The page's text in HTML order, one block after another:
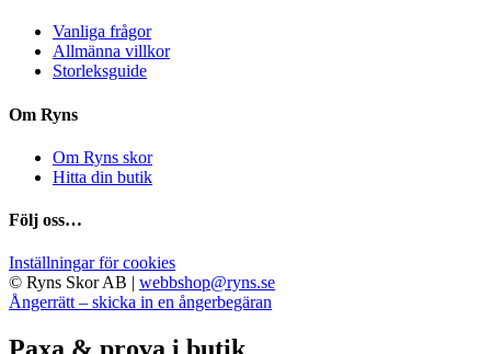
Vanliga frågor
Allmänna villkor
Storleksguide
Om Ryns
Om Ryns skor
Hitta din butik
Följ oss…
Inställningar för cookies
© Ryns Skor AB | webbshop@ryns.se
Ångerrätt – skicka in en ångerbegäran